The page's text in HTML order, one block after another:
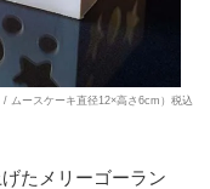
ムースケーキ直径12×高さ6cm）税込
たメリーゴーラン